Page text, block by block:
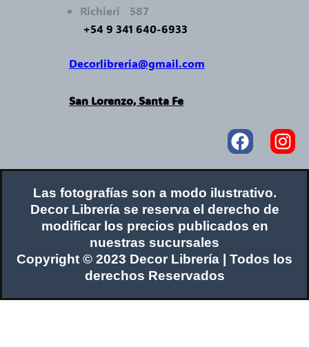
Richieri 587
+54 9 341 640-6933
Decorlibreria@gmail.com
San Lorenzo, Santa Fe
Las fotografías son a modo ilustrativo.
Decor Librería se reserva el derecho de
modificar los precios publicados en
nuestras sucursales
Copyright © 2023 Decor Librería | Todos los
derechos Reservados